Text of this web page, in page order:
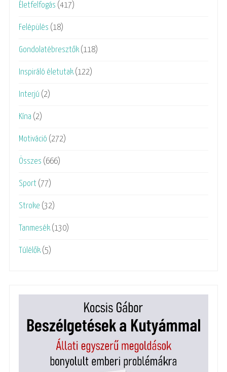
Életfelfogás (417)
Felépülés (18)
Gondolatébresztők (118)
Inspiráló életutak (122)
Interjú (2)
Kína (2)
Motiváció (272)
Összes (666)
Sport (77)
Stroke (32)
Tanmesék (130)
Túlélők (5)